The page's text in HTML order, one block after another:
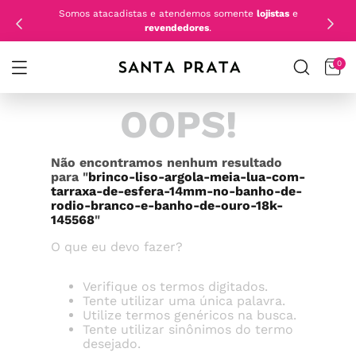
Somos atacadistas e atendemos somente lojistase
revendedores.
0
OOPS!
Não encontramos nenhum resultado
para "brinco-liso-argola-meia-lua-com-
tarraxa-de-esfera-14mm-no-banho-de-
rodio-branco-e-banho-de-ouro-18k-
145568"
O que eu devo fazer?
Verifique os termos digitados.
Tente utilizar uma única palavra.
Utilize termos genéricos na busca.
Tente utilizar sinônimos do termo
desejado.